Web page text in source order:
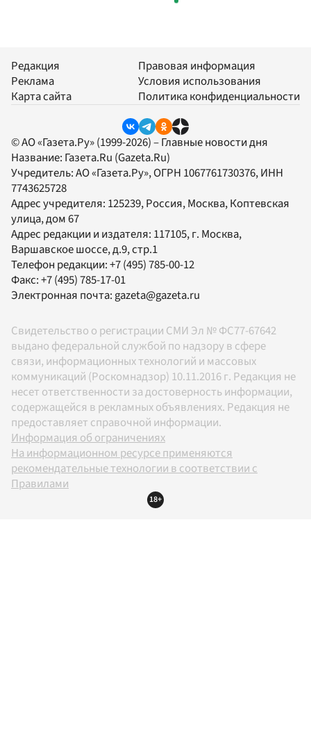
Редакция
Реклама
Карта сайта
Правовая информация
Условия использования
Политика конфиденциальности
© АО «Газета.Ру» (1999-2026) – Главные новости дня
Название: Газета.Ru (Gazeta.Ru)
Учредитель:АО «Газета.Ру», ОГРН 1067761730376, ИНН
7743625728
Адрес учредителя: 125239, Россия, Москва, Коптевская
улица, дом 67
Адрес редакции и издателя: 117105, г. Москва,
Варшавское шоссе, д.9, стр.1
Телефон редакции:+7 (495) 785-00-12
Факс:+7 (495) 785-17-01
Электронная почта:gazeta@gazeta.ru
Свидетельство о регистрации СМИ Эл № ФС77-67642
выдано федеральной службой по надзору в сфере
связи, информационных технологий и массовых
коммуникаций (Роскомнадзор) 10.11.2016 г. Редакция не
несет ответственности за достоверность информации,
содержащейся в рекламных объявлениях. Редакция не
предоставляет справочной информации.
Информация об ограничениях
На информационном ресурсе применяются
рекомендательные технологии в соответствии с
Правилами
18+